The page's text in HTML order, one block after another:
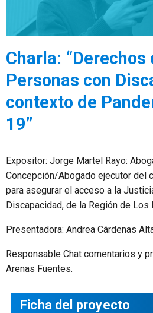
Charla: “Derechos
Personas con
contexto de
19”
Expositor: Jorge Martel Rayo:
Concepción/Abogado ejecutor del
para asegurar el acceso a la
Discapacidad, de la Región de Los
Presentadora: Andrea Cárdenas
Responsable Chat comentarios y
Arenas Fuentes.
Ficha del proyecto